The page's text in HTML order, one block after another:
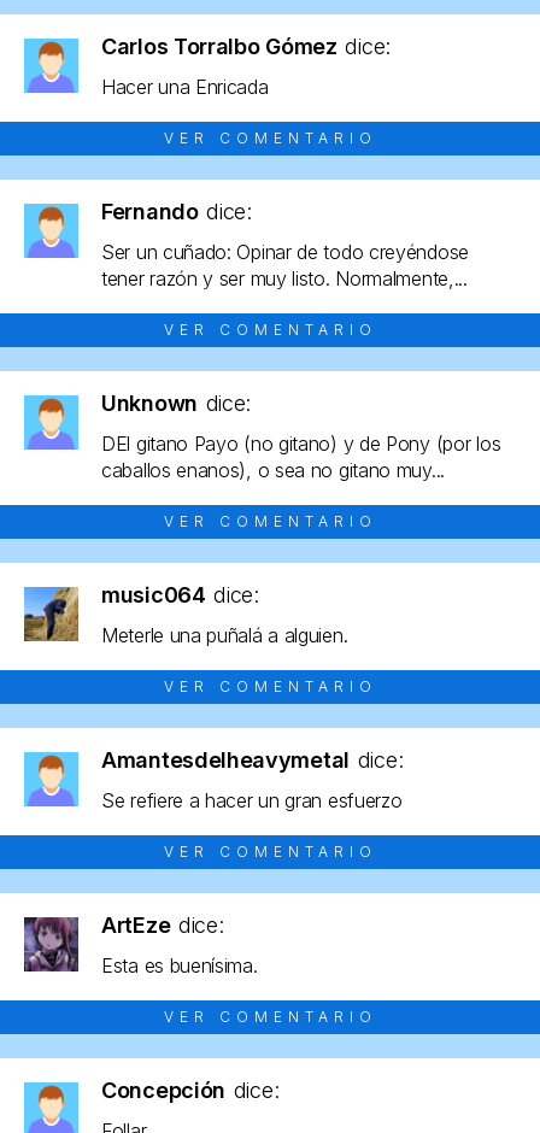
Carlos Torralbo Gómez dice:
Hacer una Enricada
VER COMENTARIO
Fernando dice:
Ser un cuñado: Opinar de todo creyéndose
tener razón y ser muy listo. Normalmente,...
VER COMENTARIO
Unknown dice:
DEl gitano Payo (no gitano) y de Pony (por los
caballos enanos), o sea no gitano muy...
VER COMENTARIO
music064 dice:
Meterle una puñalá a alguien.
VER COMENTARIO
Amantesdelheavymetal dice:
Se refiere a hacer un gran esfuerzo
VER COMENTARIO
ArtEze dice:
Esta es buenísima.
VER COMENTARIO
Concepción dice: